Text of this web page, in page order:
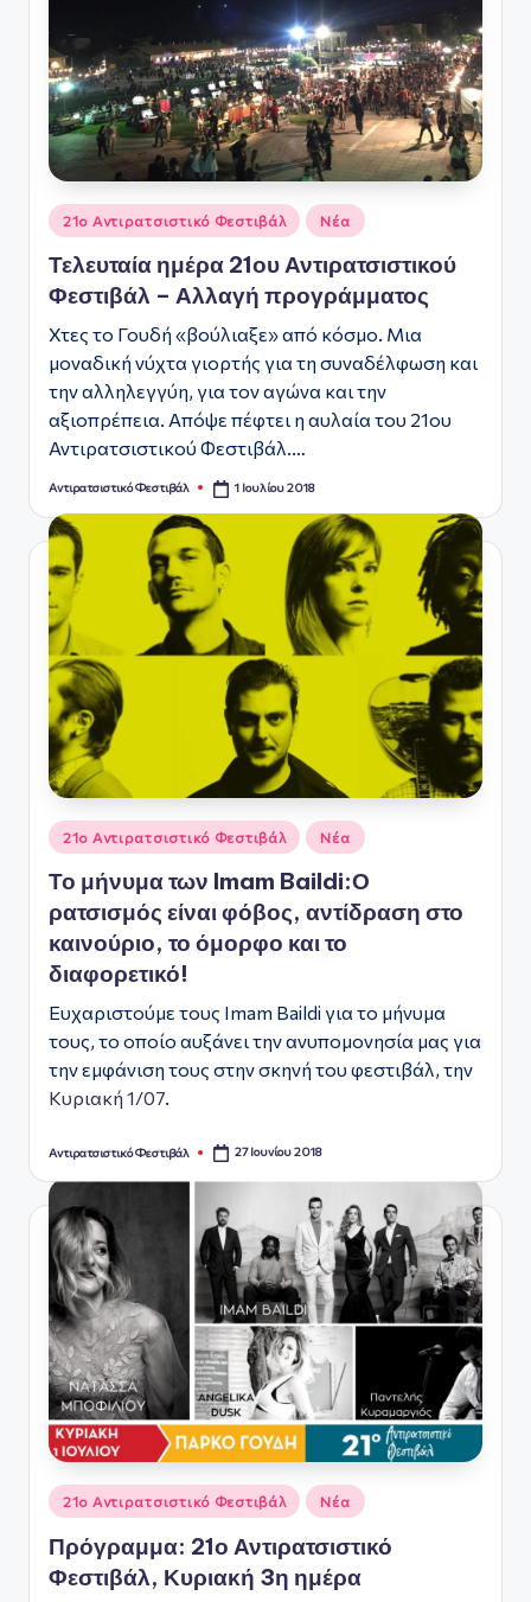
ό
Φ
ε
σ
τι
β
ά
λ
Α
θ
ή
ν
α
ς
Αναρτήθηκε
σε
21ο Αντιρατσιστικό Φεστιβάλ Νέα
Τελευταία ημέρα 21ου Αντιρατσιστικού
Φεστιβάλ – Αλλαγή προγράμματος
Χτες το Γουδή «βούλιαξε» από κόσμο. Μια
μοναδική νύχτα γιορτής για τη συναδέλφωση και
την αλληλεγγύη, για τον αγώνα και την
αξιοπρέπεια. Απόψε πέφτει η αυλαία του 21ου
Αντιρατσιστικού Φεστιβάλ.…
Συγγραφέας:
Αντιρατσιστικό Φεστιβάλ 1 Ιουλίου 2018
Αναρτήθηκε
σε
21ο Αντιρατσιστικό Φεστιβάλ Νέα
Το μήνυμα των Imam Baildi:Ο
ρατσισμός είναι φόβος, αντίδραση στο
καινούριο, το όμορφο και το
διαφορετικό!
Ευχαριστούμε τους Imam Baildi για το μήνυμα
τους, το οποίο αυξάνει την ανυπομονησία μας για
την εμφάνιση τους στην σκηνή του φεστιβάλ, την
Κυριακή 1/07.
Συγγραφέας:
Αντιρατσιστικό Φεστιβάλ 27 Ιουνίου 2018
Αναρτήθηκε
σε
21ο Αντιρατσιστικό Φεστιβάλ Νέα
Πρόγραμμα: 21ο Αντιρατσιστικό
Φεστιβάλ, Κυριακή 3η ημέρα